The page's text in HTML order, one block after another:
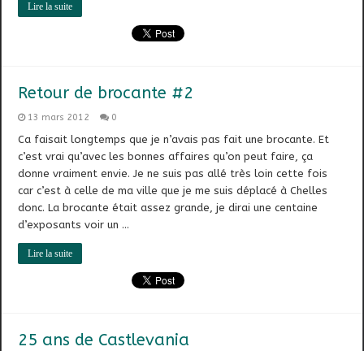
Lire la suite
Retour de brocante #2
13 mars 2012 0
Ca faisait longtemps que je n’avais pas fait une brocante. Et
c’est vrai qu’avec les bonnes affaires qu’on peut faire, ça
donne vraiment envie. Je ne suis pas allé très loin cette fois
car c’est à celle de ma ville que je me suis déplacé à Chelles
donc. La brocante était assez grande, je dirai une centaine
d’exposants voir un …
Lire la suite
25 ans de Castlevania